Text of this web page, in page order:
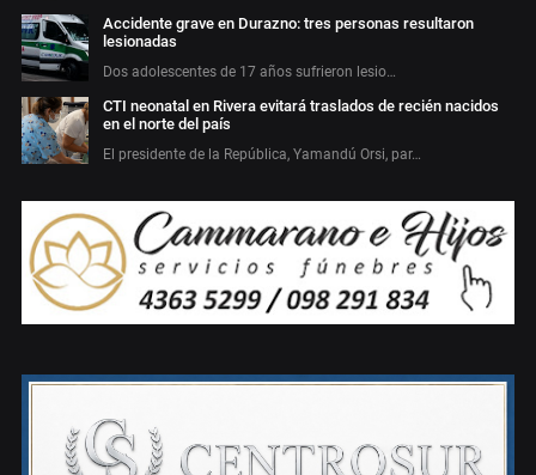
Accidente grave en Durazno: tres personas resultaron
lesionadas
Dos adolescentes de 17 años sufrieron lesio…
CTI neonatal en Rivera evitará traslados de recién nacidos
en el norte del país
El presidente de la República, Yamandú Orsi, par…